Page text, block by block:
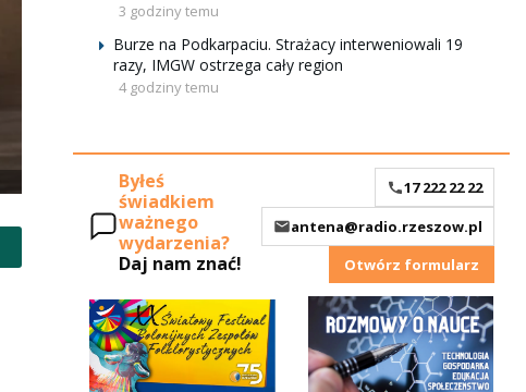
3 godziny temu
Burze na Podkarpaciu. Strażacy interweniowali 19
razy, IMGW ostrzega cały region
4 godziny temu
Byłeś
świadkiem
ważnego
wydarzenia?
Daj nam znać!
17 222 22 22
antena@radio.rzeszow.pl
Otwórz formularz